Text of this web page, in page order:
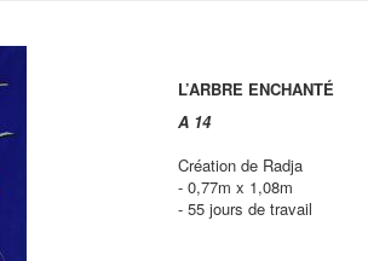
L’ARBRE ENCHANTÉ
A 14
Création de Radja
- 0,77m x 1,08m
- 55 jours de travail